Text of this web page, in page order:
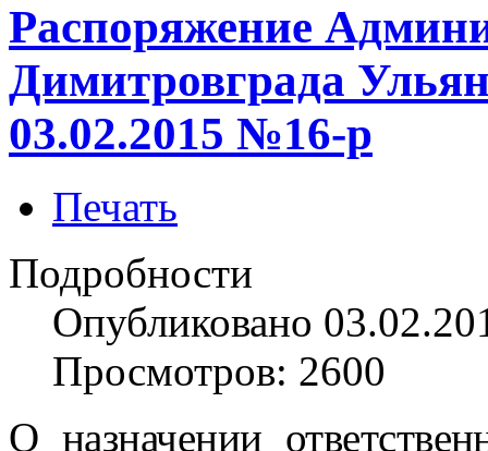
Распоряжение
Димитровграда
03.02.2015 №16-р
Печать
Подробности
Опубликовано
Просмотров: 2600
О назначении